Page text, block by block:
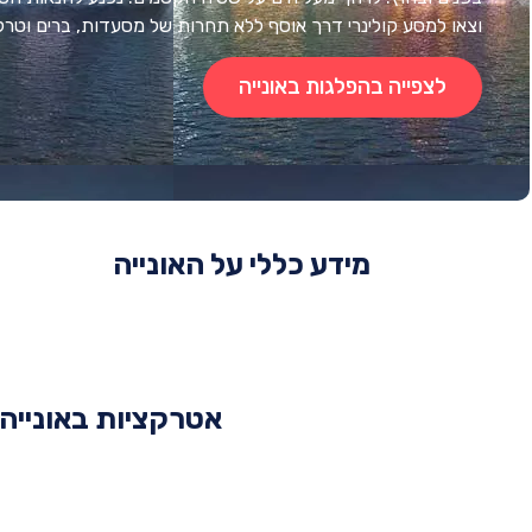
וצאו למסע קולינרי דרך אוסף ללא תחרות של מסעדות, ברים
לצפייה בהפלגות באונייה
מידע כללי על האונייה
אטרקציות באונייה